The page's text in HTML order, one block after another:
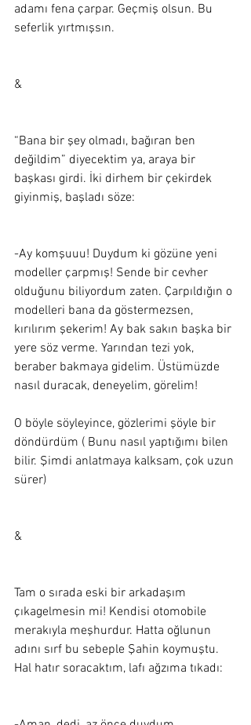
adamı fena çarpar. Geçmiş olsun. Bu
seferlik yırtmışsın.
&
“Bana bir şey olmadı, bağıran ben
değildim” diyecektim ya, araya bir
başkası girdi. İki dirhem bir çekirdek
giyinmiş, başladı söze:
-Ay komşuuu! Duydum ki gözüne yeni
modeller çarpmış! Sende bir cevher
olduğunu biliyordum zaten. Çarpıldığın o
modelleri bana da göstermezsen,
kırılırım şekerim! Ay bak sakın başka bir
yere söz verme. Yarından tezi yok,
beraber bakmaya gidelim. Üstümüzde
nasıl duracak, deneyelim, görelim!
O böyle söyleyince, gözlerimi şöyle bir
döndürdüm ( Bunu nasıl yaptığımı bilen
bilir. Şimdi anlatmaya kalksam, çok uzun
sürer)
&
Tam o sırada eski bir arkadaşım
çıkagelmesin mi! Kendisi otomobile
merakıyla meşhurdur. Hatta oğlunun
adını sırf bu sebeple Şahin koymuştu.
Hal hatır soracaktım, lafı ağzıma tıkadı: